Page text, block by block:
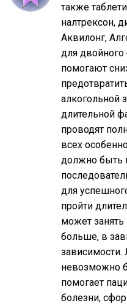
также
налтрексон,
Аквилонг,
для двойного
помогают
алкогольной
длительной
проводят
всех
должно быть
для
пройти
может
больше, в
зависимости.
невозможно
помогает
болезни,